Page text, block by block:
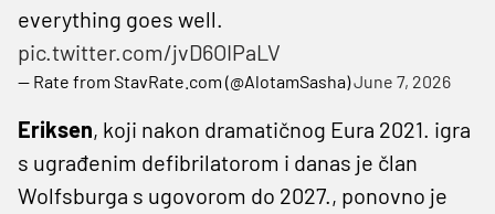
everything goes well.
pic.twitter.com/jvD6OIPaLV
— Rate from StavRate.com (@AlotamSasha)June 7, 2026
Eriksen, koji nakon dramatičnog Eura 2021. igra
s ugrađenim defibrilatorom i danas je član
Wolfsburga s ugovorom do 2027., ponovno je